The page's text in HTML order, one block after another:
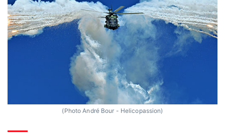
(Photo André Bour - Helicopassion)